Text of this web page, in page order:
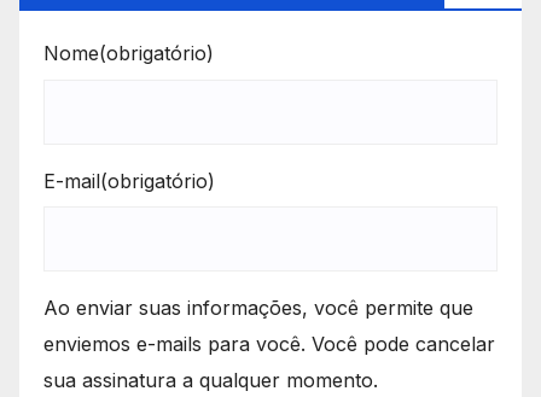
Nome(obrigatório)
E-mail(obrigatório)
Ao enviar suas informações, você permite que
enviemos e-mails para você. Você pode cancelar
sua assinatura a qualquer momento.